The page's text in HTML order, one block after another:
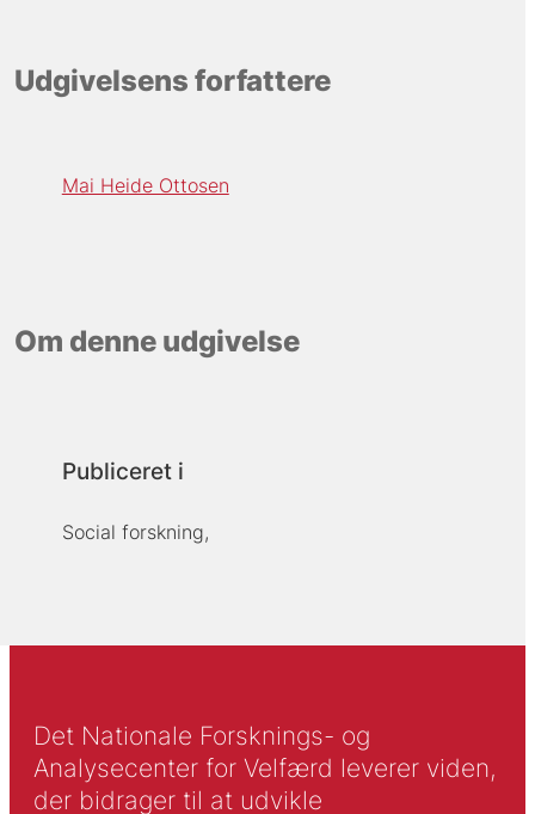
Udgivelsens forfattere
Mai Heide Ottosen
Om denne udgivelse
Publiceret i
Social forskning,
Det Nationale Forsknings- og
Analysecenter for Velfærd leverer viden,
der bidrager til at udvikle